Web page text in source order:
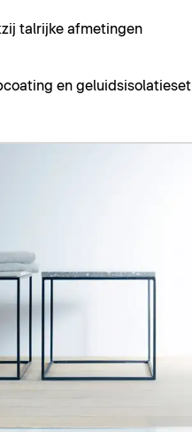
talrijke afmetingen
en geluidsisolatieset